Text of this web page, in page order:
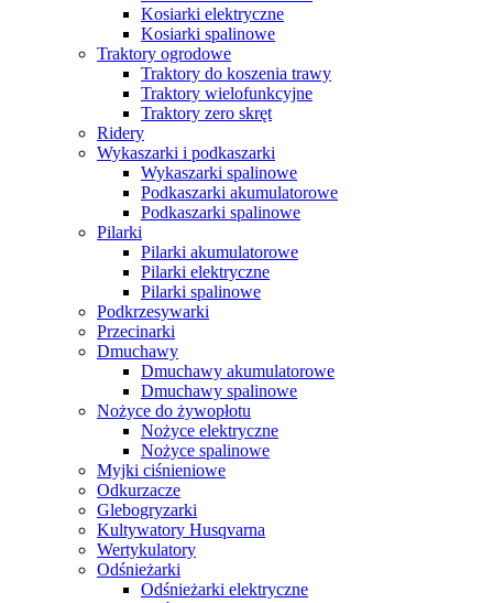
Kosiarki elektryczne
Kosiarki spalinowe
Traktory ogrodowe
Traktory do koszenia trawy
Traktory wielofunkcyjne
Traktory zero skręt
Ridery
Wykaszarki i podkaszarki
Wykaszarki spalinowe
Podkaszarki akumulatorowe
Podkaszarki spalinowe
Pilarki
Pilarki akumulatorowe
Pilarki elektryczne
Pilarki spalinowe
Podkrzesywarki
Przecinarki
Dmuchawy
Dmuchawy akumulatorowe
Dmuchawy spalinowe
Nożyce do żywopłotu
Nożyce elektryczne
Nożyce spalinowe
Myjki ciśnieniowe
Odkurzacze
Glebogryzarki
Kultywatory Husqvarna
Wertykulatory
Odśnieżarki
Odśnieżarki elektryczne